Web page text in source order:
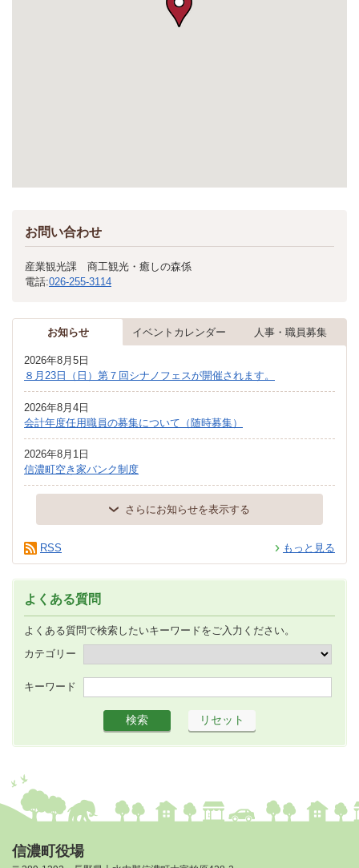
お問い合わせ
産業観光課 商工観光・癒しの森係
電話:026-255-3114
お知らせ イベントカレンダー 人事・職員募集
2026年8月5日
８月23日（日）第７回シナノフェスが開催されます。
2026年8月4日
会計年度任用職員の募集について（随時募集）
2026年8月1日
信濃町空き家バンク制度
さらにお知らせを表示する
もっと見る
RSS
よくある質問
よくある質問で検索したいキーワードをご入力ください。
カテゴリー
キーワード
信濃町役場